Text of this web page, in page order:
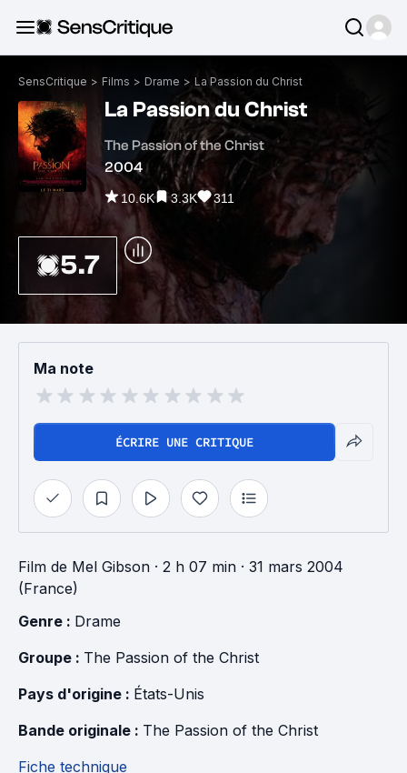
SensCritique > Films > Drame > La Passion du Christ
La Passion du Christ
The Passion of the Christ
2004
10.6K 3.3K 311
5.7
Ma note
ÉCRIRE UNE CRITIQUE
Film de Mel Gibson · 2 h 07 min · 31 mars 2004
(France)
Genre : Drame
Groupe : The Passion of the Christ
Pays d'origine : États-Unis
Bande originale : The Passion of the Christ
Fiche technique